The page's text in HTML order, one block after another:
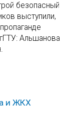
безопасный
выступили,
Альшанова
и ЖКХ